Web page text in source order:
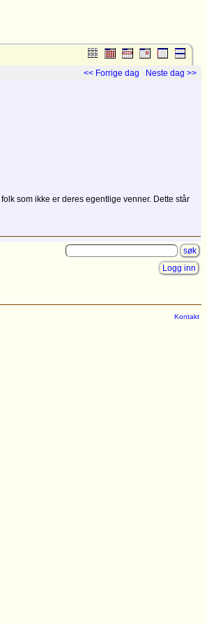
<< Forrige dag
Neste dag >>
som ikke er deres egentlige venner. Dette står
Logg inn
Kontakt